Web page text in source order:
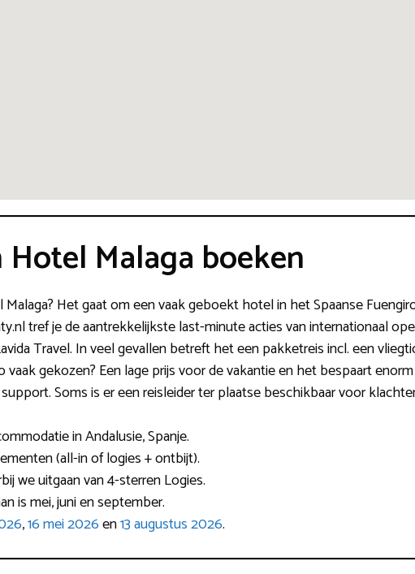
Malaga boeken
Het gaat om een vaak geboekt hotel in het Spaanse
tref je de aantrekkelijkste last-minute acties van internationaal
Travel. In veel gevallen betreft het een pakketreis incl. een
gekozen? Een lage prijs voor de vakantie en het bespaart
Soms is er een reisleider ter plaatse beschikbaar voor
in Andalusie, Spanje.
(all-in of logies + ontbijt).
we uitgaan van 4-sterren Logies.
is mei, juni en september.
,16 mei 2026en13 augustus 2026.